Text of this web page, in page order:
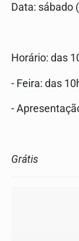
Data: sábado
Horário: das
- Feira: das
-
Grátis